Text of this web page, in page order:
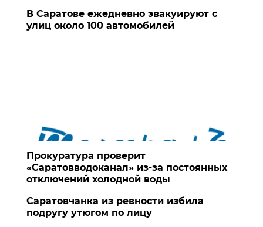
В Саратове ежедневно эвакуируют с
улиц около 100 автомобилей
Прокуратура проверит
«Саратовводоканал» из-за постоянных
отключений холодной воды
Саратовчанка из ревности избила
подругу утюгом по лицу